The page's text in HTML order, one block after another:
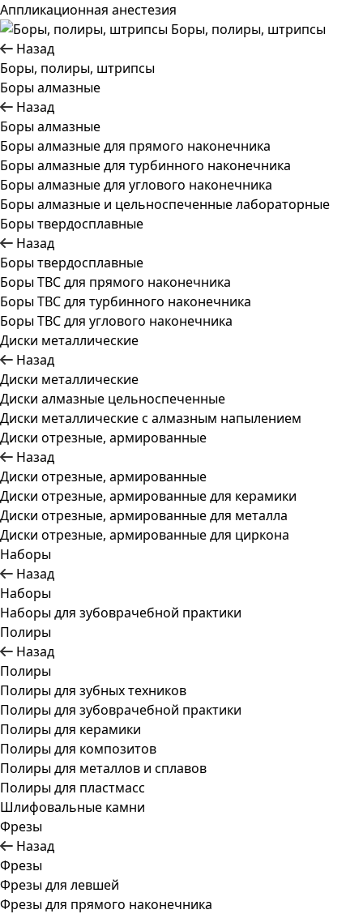
Аппликационная анестезия
Боры, полиры, штрипсы
Назад
Боры, полиры, штрипсы
Боры алмазные
Назад
Боры алмазные
Боры алмазные для прямого наконечника
Боры алмазные для турбинного наконечника
Боры алмазные для углового наконечника
Боры алмазные и цельноспеченные лабораторные
Боры твердосплавные
Назад
Боры твердосплавные
Боры ТВС для прямого наконечника
Боры ТВС для турбинного наконечника
Боры ТВС для углового наконечника
Диски металлические
Назад
Диски металлические
Диски алмазные цельноспеченные
Диски металлические с алмазным напылением
Диски отрезные, армированные
Назад
Диски отрезные, армированные
Диски отрезные, армированные для керамики
Диски отрезные, армированные для металла
Диски отрезные, армированные для циркона
Наборы
Назад
Наборы
Наборы для зубоврачебной практики
Полиры
Назад
Полиры
Полиры для зубных техников
Полиры для зубоврачебной практики
Полиры для керамики
Полиры для композитов
Полиры для металлов и сплавов
Полиры для пластмасс
Шлифовальные камни
Фрезы
Назад
Фрезы
Фрезы для левшей
Фрезы для прямого наконечника